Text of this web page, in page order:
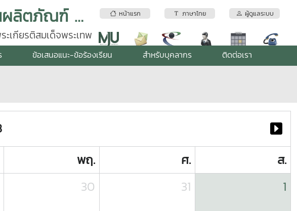
หน้าแรก ภาษาไทย ผู้ดูแลระบบ
สถาบันบริการตรวจสอบคุณภาพและมาตรฐานผลิตภัณฑ์ มหาวิทยาลัยแม่โจ้
เกียรติสมเด็จพระเทพ
ข้อเสนอแนะ-ข้อร้องเรียน สำหรับบุคลากร ติดต่อเรา
พฤ. ศ.
ส.
30 31 1